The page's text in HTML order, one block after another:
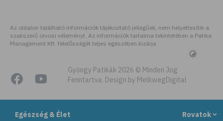
Egészség & Élet Rovatok
# immunerősítés
# kézmosás
# szépségápolás
# bőrápolás
# izlandi zuzmó
Az oldalon található információk tájékoztató jellegűek, nem helyettesítik a
szakszerű orvosi véleményt. Az információk tartalma tekintetében a Patika
Management Kft. felelősségét teljes egészében kizárja
Gyöngy Patikák 2026 © Minden Jog
Fenntartva. Design by MelkwegDigital